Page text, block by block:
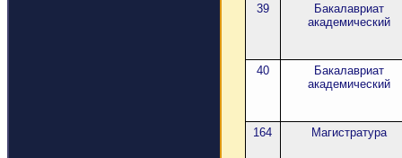
39
Бакалавриат
академический
40
Бакалавриат
академический
164 Магистратура